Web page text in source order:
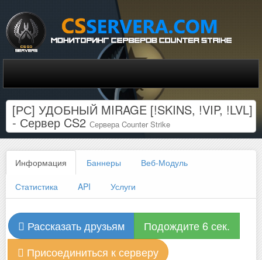
[РС] УДОБНЫЙ MIRAGE [!SKINS, !VIP, !LVL]
- Сервер CS2 Сервера Counter Strike
Информация Баннеры Веб-Модуль
Статистика API Услуги
Рассказать друзьям
Подождите 6 сек.
Присоединиться к серверу